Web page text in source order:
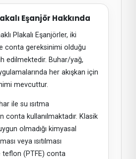
Eşanjör Hakkında
Plakalı Eşanjörler, iki
conta gereksinimi olduğu
edilmektedir. Buhar/yağ,
her akışkan için
mevcuttur.
ile su ısıtma
conta kullanılmaktadır. Klasik
olmadığı kimyasal
veya ısıtılması
teflon (PTFE) conta